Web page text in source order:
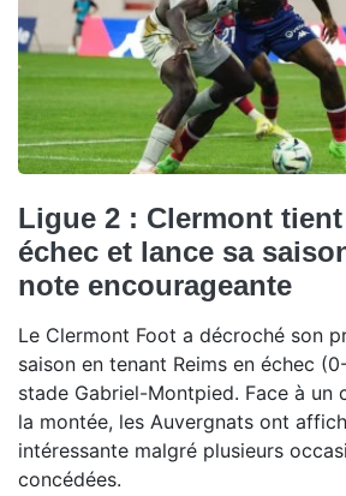
Ligue 2 : Clermont
échec et lance sa
note encourageante
Le Clermont Foot a décroché son
saison en tenant Reims en échec
stade Gabriel-Montpied. Face à un
la montée, les Auvergnats ont
intéressante malgré plusieurs
concédées.